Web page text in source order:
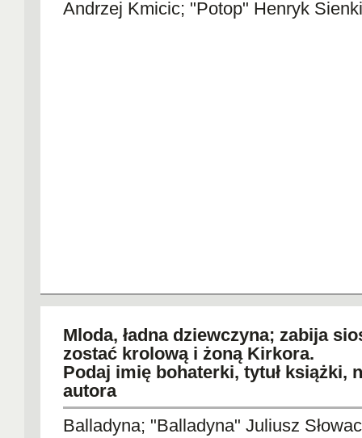
Andrzej Kmicic; "Potop" Henryk
Mloda, ładna dziewczyna; zabija
zostać krolową i żoną Kirkora.
Podaj imię bohaterki, tytuł książki,
autora
Balladyna; "Balladyna" Juliusz